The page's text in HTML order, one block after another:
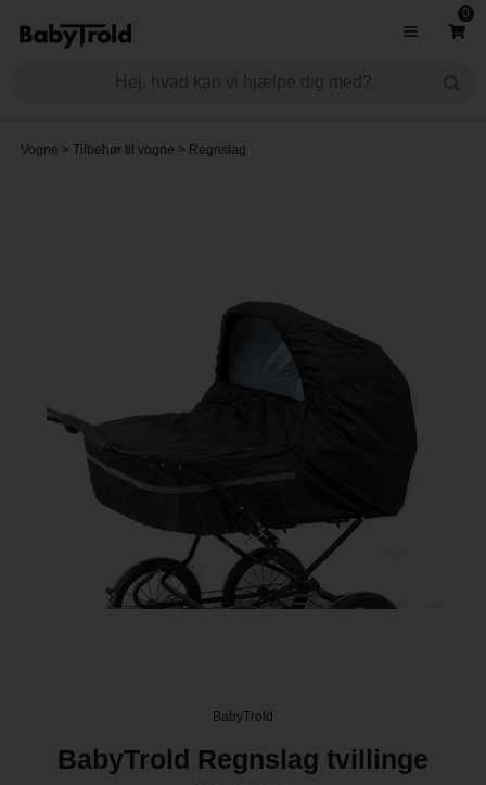
0
Vogne > Tilbehør til vogne > Regnslag
BabyTrold
BabyTrold Regnslag tvillinge